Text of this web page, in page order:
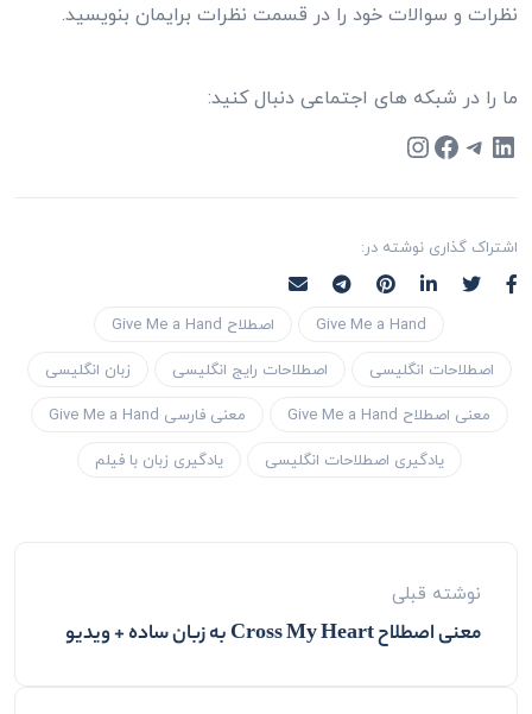
نظرات و سوالات خود را در قسمت نظرات برایمان بنویسید.
ما را در شبکه های اجتماعی دنبال کنید:
LinkedIn
Telegram
Facebook
Instagram
اشتراک گذاری نوشته در:
Give Me a Hand
اصطلاح Give Me a Hand
اصطلاحات انگلیسی
اصطلاحات رایج انگلیسی
زبان انگلیسی
معنی اصطلاح Give Me a Hand
معنی فارسی Give Me a Hand
یادگیری اصطلاحات انگلیسی
یادگیری زبان با فیلم
نوشته قبلی
معنی اصطلاح Cross My Heart به زبان ساده + ویدیو